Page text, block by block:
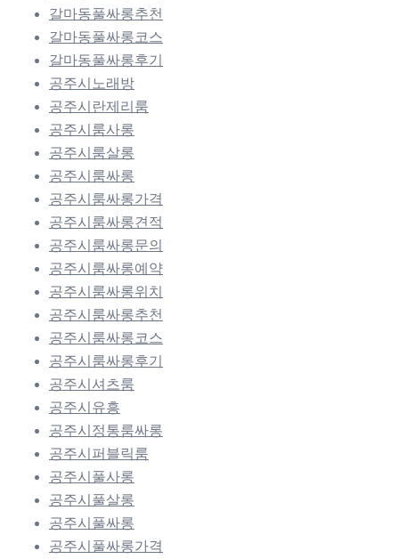
갈마동풀싸롱추천
갈마동풀싸롱코스
갈마동풀싸롱후기
공주시노래방
공주시란제리룸
공주시룸사롱
공주시룸살롱
공주시룸싸롱
공주시룸싸롱가격
공주시룸싸롱견적
공주시룸싸롱문의
공주시룸싸롱예약
공주시룸싸롱위치
공주시룸싸롱추천
공주시룸싸롱코스
공주시룸싸롱후기
공주시셔츠룸
공주시유흥
공주시정통룸싸롱
공주시퍼블릭룸
공주시풀사롱
공주시풀살롱
공주시풀싸롱
공주시풀싸롱가격